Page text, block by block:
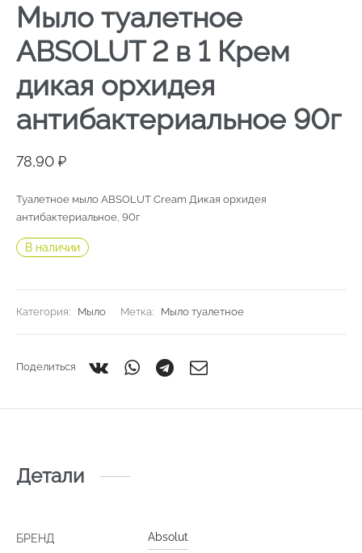
Мыло туалетное
ABSOLUT 2 в 1 Крем
дикая орхидея
антибактериальное 90г
78,90 ₽
Туалетное мыло ABSOLUT Cream Дикая орхидея
антибактериальное, 90г
В наличии
Категория: Мыло Метка: Мыло туалетное
Поделиться
Детали
БРЕНД Absolut